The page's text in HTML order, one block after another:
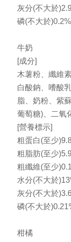
灰分(不大於
磷(不大於)0.2%
牛奶
[成分]
木薯粉、纖維
白酸鈉、嗜酸
脂、奶粉、紫
葡萄糖)、二氧
[營養標示]
粗蛋白(至少
粗脂肪(至少
粗纖維(至少
水分(不大於
灰分(不大於
磷(不大於
柑橘